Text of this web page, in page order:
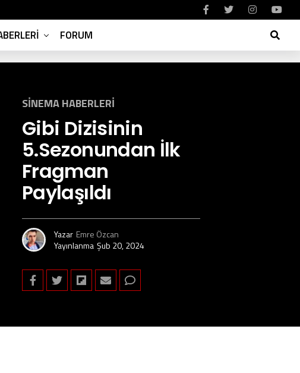
FORUM
SINEMA HABERLERI
Gibi Dizisinin
5.Sezonundan İlk
Fragman
Paylaşıldı
Yazar Emre Özcan
Yayınlanma Şub 20, 2024